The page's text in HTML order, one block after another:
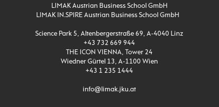
LIMAK Austrian Business School GmbH
LIMAK IN.SPIRE Austrian Business School GmbH
Science Park 5, Altenbergerstraße 69, A-4040 Linz
+43 732 669 944
THE ICON VIENNA, Tower 24
Wiedner Gürtel 13, A-1100 Wien
+43 1 235 1444
info@limak.jku.at